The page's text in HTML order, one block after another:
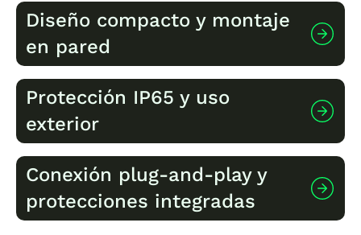
Diseño compacto y montaje
en pared
El inversor tiene unas dimensiones de
527 × 208 mm
(versión KH)
o27,5 kg(versión KA). Son medidas que
permiten una instalación mural sin
complicaciones, incluso en espacios reducidos
como cuartos de contadores o garajes.
Protección IP65 y uso
exterior
La clasificaciónIP65
significa que el equipo
está completamente protegido contra el polvo
y contra chorros de agua desde cualquier
Conexión plug-and-play y
protecciones integradas